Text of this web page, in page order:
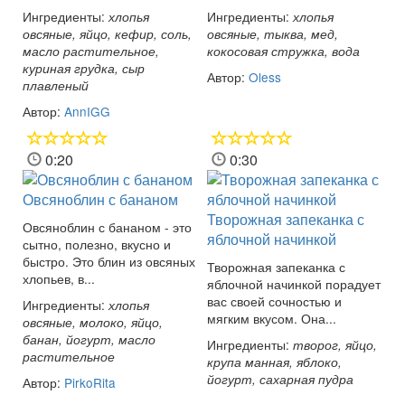
Ингредиенты:хлопья
овсяные, яйцо, кефир, соль,
масло растительное,
куриная грудка, сыр
плавленый
Автор: AnnIGG
Ингредиенты:хлопья
овсяные, тыква, мед,
кокосовая стружка, вода
Автор: Oless
0:20
Овсяноблин с бананом
Овсяноблин с бананом - это
сытно, полезно, вкусно и
быстро. Это блин из овсяных
хлопьев, в...
Ингредиенты:хлопья
овсяные, молоко, яйцо,
банан, йогурт, масло
растительное
Автор: PirkoRita
0:30
Творожная запеканка с
яблочной начинкой
Творожная запеканка с
яблочной начинкой порадует
вас своей сочностью и
мягким вкусом. Она...
Ингредиенты: творог, яйцо,
крупа манная, яблоко,
йогурт, сахарная пудра